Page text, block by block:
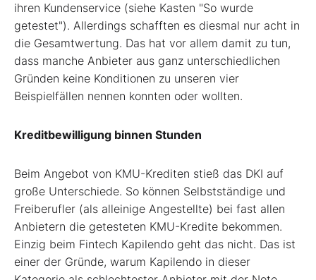
ihren Kundenservice (siehe Kasten "So wurde
getestet"). Allerdings schafften es diesmal nur acht in
die Gesamtwertung. Das hat vor allem damit zu tun,
dass manche Anbieter aus ganz unterschiedlichen
Gründen keine Konditionen zu unseren vier
Beispielfällen nennen konnten oder wollten.
Kreditbewilligung binnen Stunden
Beim Angebot von KMU-Krediten stieß das DKI auf
große Unterschiede. So können Selbstständige und
Freiberufler (als alleinige Angestellte) bei fast allen
Anbietern die getesteten KMU-Kredite bekommen.
Einzig beim Fintech Kapilendo geht das nicht. Das ist
einer der Gründe, warum Kapilendo in dieser